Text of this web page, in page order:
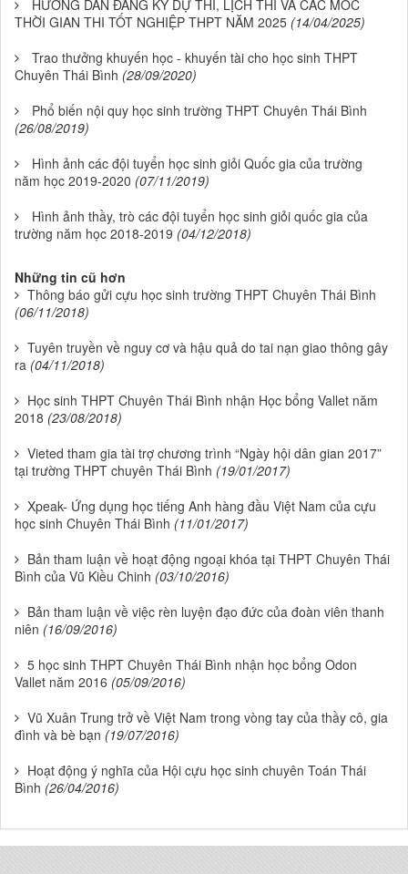
HƯỚNG DẪN ĐĂNG KÝ DỰ THI, LỊCH THI VÀ CÁC MỐC
THỜI GIAN THI TỐT NGHIỆP THPT NĂM 2025 (14/04/2025)
Trao thưởng khuyến học - khuyến tài cho học sinh THPT
Chuyên Thái Bình (28/09/2020)
Phổ biến nội quy học sinh trường THPT Chuyên Thái Bình
(26/08/2019)
Hình ảnh các đội tuyển học sinh giỏi Quốc gia của trường
năm học 2019-2020 (07/11/2019)
Hình ảnh thầy, trò các đội tuyển học sinh giỏi quốc gia của
trường năm học 2018-2019 (04/12/2018)
Những tin cũ hơn
Thông báo gửi cựu học sinh trường THPT Chuyên Thái Bình
(06/11/2018)
Tuyên truyền về nguy cơ và hậu quả do tai nạn giao thông gây
ra (04/11/2018)
Học sinh THPT Chuyên Thái Bình nhận Học bổng Vallet năm
2018 (23/08/2018)
Vieted tham gia tài trợ chương trình “Ngày hội dân gian 2017”
tại trường THPT chuyên Thái Bình (19/01/2017)
Xpeak- Ứng dụng học tiếng Anh hàng đầu Việt Nam của cựu
học sinh Chuyên Thái Bình (11/01/2017)
Bản tham luận về hoạt động ngoại khóa tại THPT Chuyên Thái
Bình của Vũ Kiều Chinh (03/10/2016)
Bản tham luận về việc rèn luyện đạo đức của đoàn viên thanh
niên (16/09/2016)
5 học sinh THPT Chuyên Thái Bình nhận học bổng Odon
Vallet năm 2016 (05/09/2016)
Vũ Xuân Trung trở về Việt Nam trong vòng tay của thầy cô, gia
đình và bè bạn (19/07/2016)
Hoạt động ý nghĩa của Hội cựu học sinh chuyên Toán Thái
Bình (26/04/2016)